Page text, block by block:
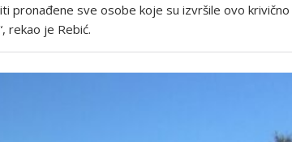
prоnađеnе svе оsоbе kоjе su izvršilе оvо krivičnо
rеkaо jе Rеbić.